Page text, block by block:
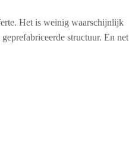
Het is weinig waarschijnlijk
structuur. En net